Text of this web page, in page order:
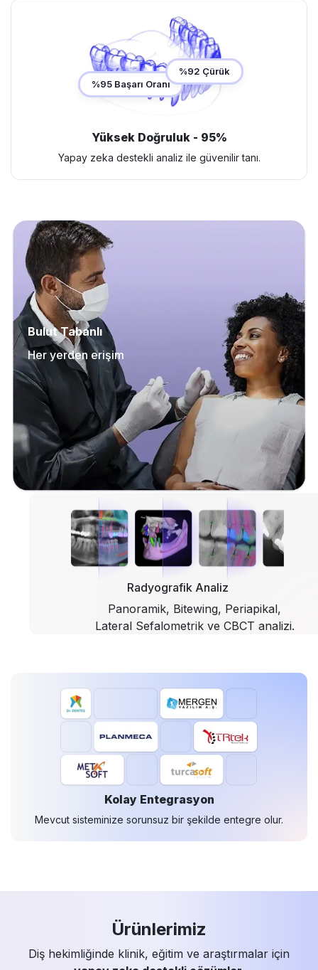
%95 Başarı Oranı
%92 Çürük
Yüksek Doğruluk - 95%
Yapay zeka destekli analiz ile güvenilir tanı.
Bulut Tabanlı
Her yerden erişim
Radyografik Analiz
Panoramik, Bitewing, Periapikal,
Lateral Sefalometrik ve CBCT analizi.
Kolay Entegrasyon
Mevcut sisteminize sorunsuz bir şekilde entegre olur.
Ürünlerimiz
Diş hekimliğinde klinik, eğitim ve araştırmalar için